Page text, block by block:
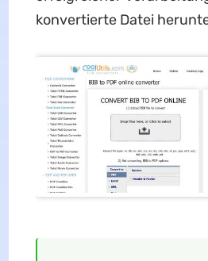
konvertierte Datei